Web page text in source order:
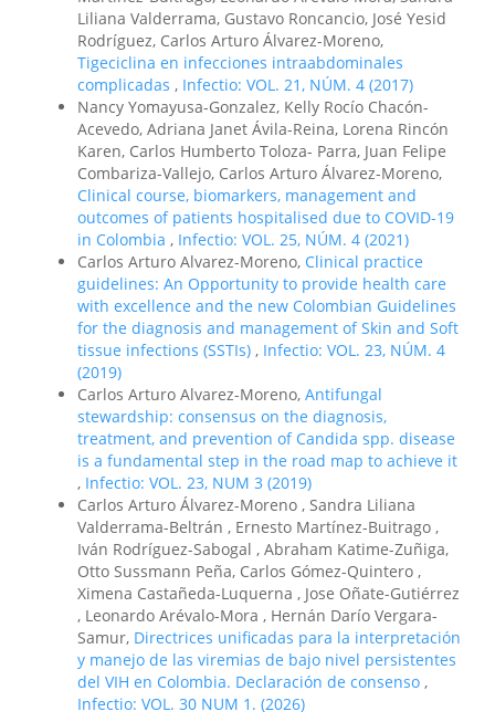
Liliana Valderrama, Gustavo Roncancio, José Yesid
Rodríguez, Carlos Arturo Álvarez-Moreno,
Tigeciclina en infecciones intraabdominales
complicadas , Infectio: VOL. 21, NÚM. 4 (2017)
Nancy Yomayusa-Gonzalez, Kelly Rocío Chacón-
Acevedo, Adriana Janet Ávila-Reina, Lorena Rincón
Karen, Carlos Humberto Toloza- Parra, Juan Felipe
Combariza-Vallejo, Carlos Arturo Álvarez-Moreno,
Clinical course, biomarkers, management and
outcomes of patients hospitalised due to COVID-19
in Colombia , Infectio: VOL. 25, NÚM. 4 (2021)
Carlos Arturo Alvarez-Moreno, Clinical practice
guidelines: An Opportunity to provide health care
with excellence and the new Colombian Guidelines
for the diagnosis and management of Skin and Soft
tissue infections (SSTIs) , Infectio: VOL. 23, NÚM. 4
(2019)
Carlos Arturo Alvarez-Moreno, Antifungal
stewardship: consensus on the diagnosis,
treatment, and prevention of Candida spp. disease
is a fundamental step in the road map to achieve it
, Infectio: VOL. 23, NUM 3 (2019)
Carlos Arturo Álvarez-Moreno , Sandra Liliana
Valderrama-Beltrán , Ernesto Martínez-Buitrago ,
Iván Rodríguez-Sabogal , Abraham Katime-Zuñiga,
Otto Sussmann Peña, Carlos Gómez-Quintero ,
Ximena Castañeda-Luquerna , Jose Oñate-Gutiérrez
, Leonardo Arévalo-Mora , Hernán Darío Vergara-
Samur, Directrices unificadas para la interpretación
y manejo de las viremias de bajo nivel persistentes
del VIH en Colombia. Declaración de consenso ,
Infectio: VOL. 30 NUM 1. (2026)